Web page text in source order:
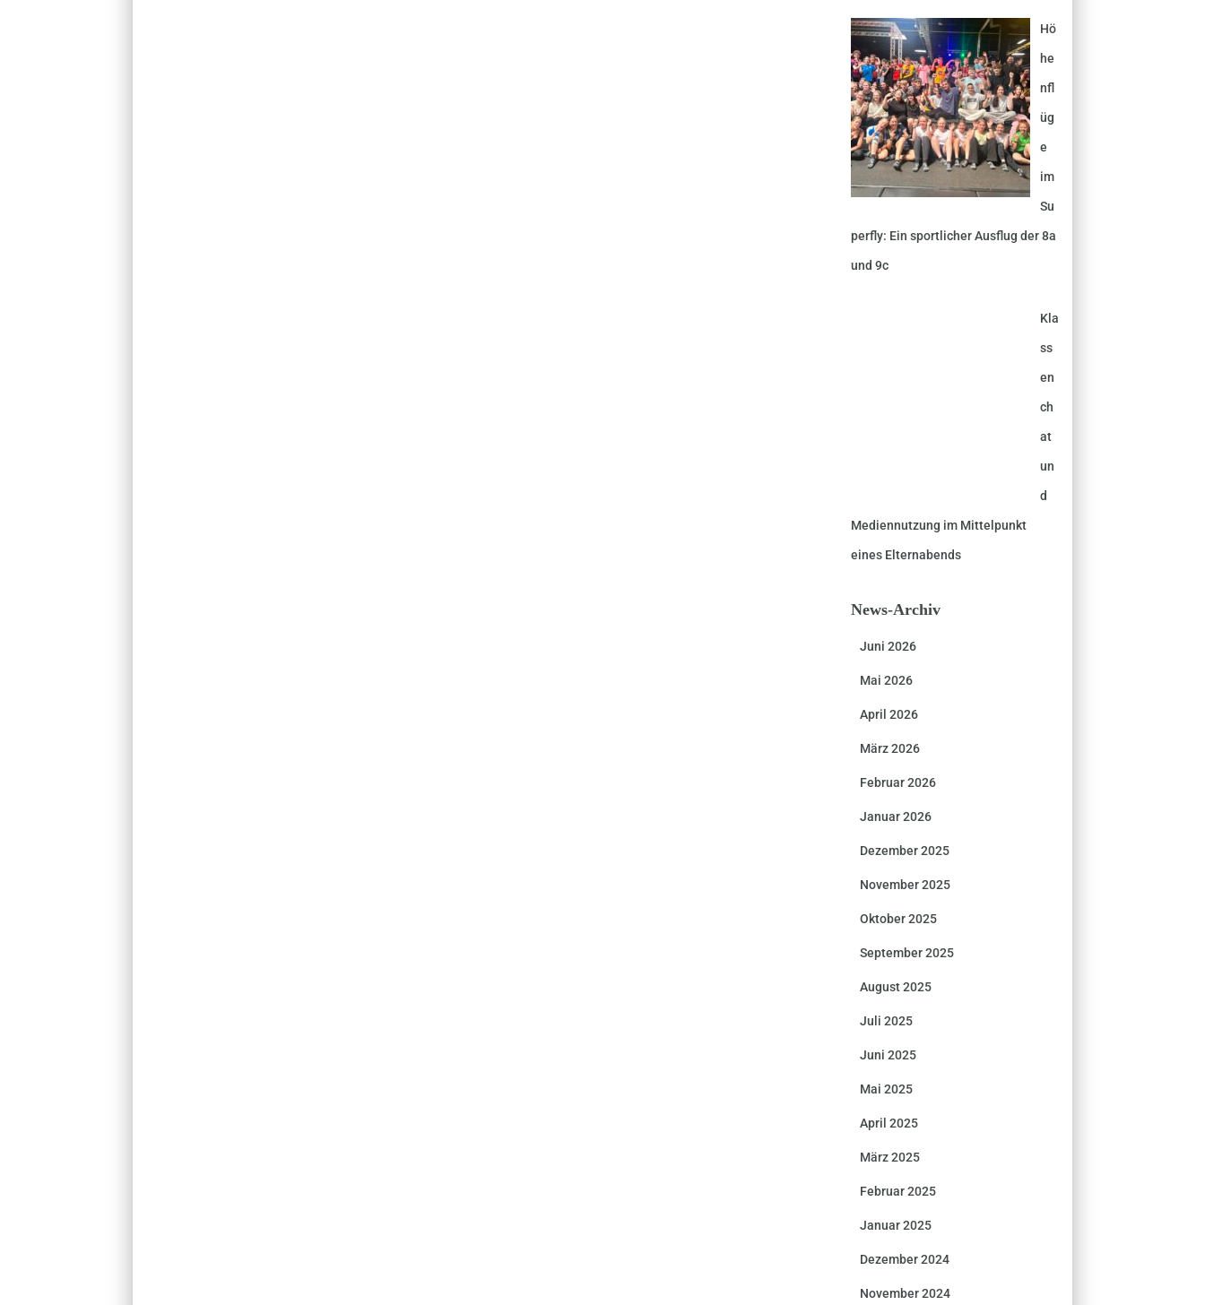
Hö
he
nfl
üg
e
im
Su
perfly: Ein sportlicher Ausflug der 8a
und 9c
Kla
ss
en
ch
at
un
d
Mediennutzung im Mittelpunkt
eines Elternabends
News-Archiv
Juni 2026
Mai 2026
April 2026
März 2026
Februar 2026
Januar 2026
Dezember 2025
November 2025
Oktober 2025
September 2025
August 2025
Juli 2025
Juni 2025
Mai 2025
April 2025
März 2025
Februar 2025
Januar 2025
Dezember 2024
November 2024